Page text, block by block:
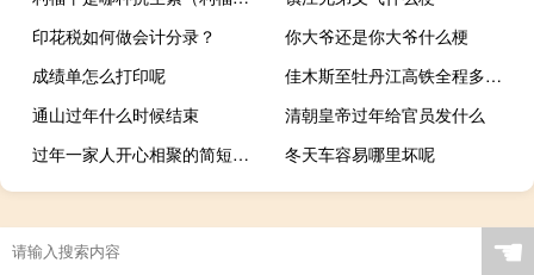
印花税如何做会计分录？
你大爷还是你大爷什么梗
成绩单怎么打印呢
佳木斯至牡丹江高铁全程多少公里
通山过年什么时候结束
清朝皇帝过年给官员发什么
过年一家人开心相聚的简短句子
冬天车容易哪里坏呢
☚